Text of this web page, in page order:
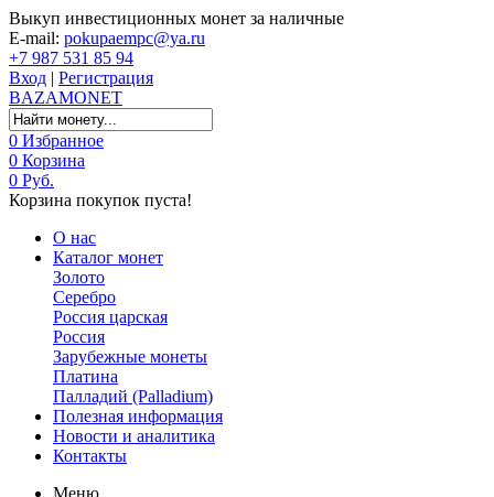
Выкуп инвестиционных монет за наличные
E-mail: pokupaempc@ya.ru
+7 987 531 85 94
Вход | Регистрация
BAZAMONET
0 Избранное
0 Корзина
0 Руб.
Корзина покупок пуста!
О нас
Каталог монет
Золото
Серебро
Россия царская
Россия
Зарубежные монеты
Платина
Палладий (Palladium)
Полезная информация
Новости и аналитика
Контакты
Меню